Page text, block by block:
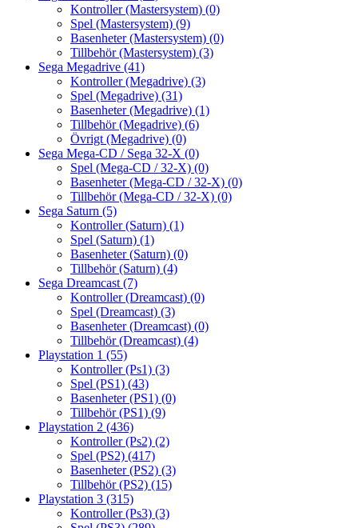
Kontroller (Mastersystem) (0)
Spel (Mastersystem) (9)
Basenheter (Mastersystem) (0)
Tillbehör (Mastersystem) (3)
Sega Megadrive (41)
Kontroller (Megadrive) (3)
Spel (Megadrive) (31)
Basenheter (Megadrive) (1)
Tillbehör (Megadrive) (6)
Övrigt (Megadrive) (0)
Sega Mega-CD / Sega 32-X (0)
Spel (Mega-CD / 32-X) (0)
Basenheter (Mega-CD / 32-X) (0)
Tillbehör (Mega-CD / 32-X) (0)
Sega Saturn (5)
Kontroller (Saturn) (1)
Spel (Saturn) (1)
Basenheter (Saturn) (0)
Tillbehör (Saturn) (4)
Sega Dreamcast (7)
Kontroller (Dreamcast) (0)
Spel (Dreamcast) (3)
Basenheter (Dreamcast) (0)
Tillbehör (Dreamcast) (4)
Playstation 1 (55)
Kontroller (Ps1) (3)
Spel (PS1) (43)
Basenheter (PS1) (0)
Tillbehör (PS1) (9)
Playstation 2 (436)
Kontroller (Ps2) (2)
Spel (PS2) (417)
Basenheter (PS2) (3)
Tillbehör (PS2) (15)
Playstation 3 (315)
Kontroller (Ps3) (3)